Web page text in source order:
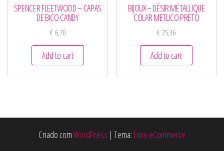
SPENCER FLEETWOOD – CAPAS
DE BICO CANDY
€6,70
Add to cart
BIJOUX – DÉSIR MÉTALLIQUE
COLAR METLICO PRETO
€25,36
Add to cart
Criado comWordPress | Tema: Envo eCommerce